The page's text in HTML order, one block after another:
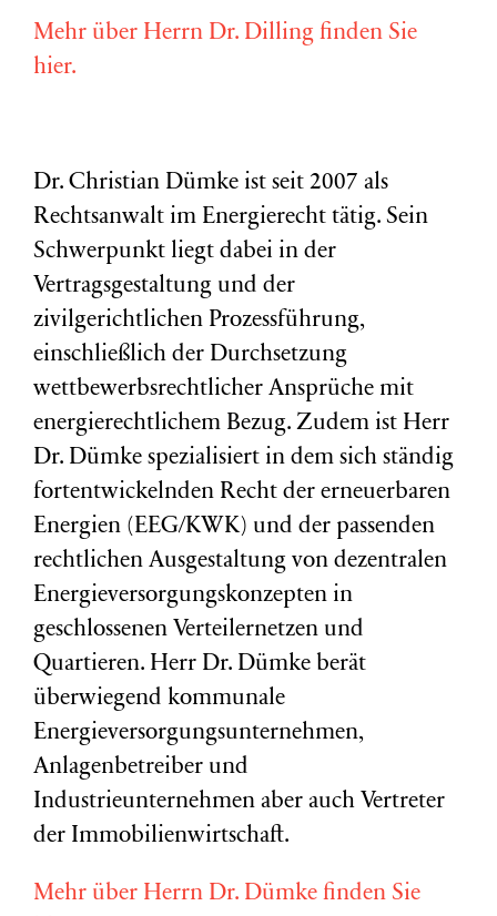
Mehr über Herrn Dr. Dilling finden Sie
hier.
Dr. Christian Dümke ist seit 2007 als
Rechtsanwalt im Energierecht tätig. Sein
Schwerpunkt liegt dabei in der
Vertragsgestaltung und der
zivilgerichtlichen Prozessführung,
einschließlich der Durchsetzung
wettbewerbsrechtlicher Ansprüche mit
energierechtlichem Bezug. Zudem ist Herr
Dr. Dümke spezialisiert in dem sich ständig
fortentwickelnden Recht der erneuerbaren
Energien (EEG/KWK) und der passenden
rechtlichen Ausgestaltung von dezentralen
Energieversorgungskonzepten in
geschlossenen Verteilernetzen und
Quartieren. Herr Dr. Dümke berät
überwiegend kommunale
Energieversorgungsunternehmen,
Anlagenbetreiber und
Industrieunternehmen aber auch Vertreter
der Immobilienwirtschaft.
Mehr über Herrn Dr. Dümke finden Sie